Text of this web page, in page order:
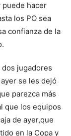
puede hacer
los PO sea
confianza de la
jugadores
se les dejó
parezca más
que los equipos
de ayer,que
en la Copa y